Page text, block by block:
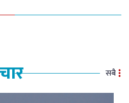
सबै